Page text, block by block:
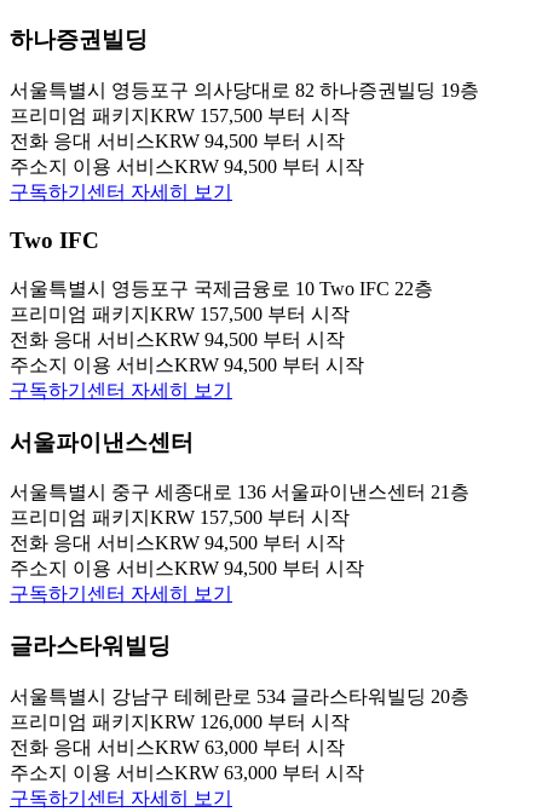
하나증권빌딩
서울특별시 영등포구 의사당대로 82 하나증권빌딩 19층
프리미엄 패키지 KRW 157,500 부터 시작
전화 응대 서비스KRW 94,500 부터 시작
주소지 이용 서비스KRW 94,500 부터 시작
구독하기 센터 자세히 보기
Two IFC
서울특별시 영등포구 국제금융로 10 Two IFC 22층
프리미엄 패키지 KRW 157,500 부터 시작
전화 응대 서비스KRW 94,500 부터 시작
주소지 이용 서비스KRW 94,500 부터 시작
구독하기 센터 자세히 보기
서울파이낸스센터
서울특별시 중구 세종대로 136 서울파이낸스센터 21층
프리미엄 패키지 KRW 157,500 부터 시작
전화 응대 서비스KRW 94,500 부터 시작
주소지 이용 서비스KRW 94,500 부터 시작
구독하기 센터 자세히 보기
글라스타워빌딩
서울특별시 강남구 테헤란로 534 글라스타워빌딩 20층
프리미엄 패키지 KRW 126,000 부터 시작
전화 응대 서비스KRW 63,000 부터 시작
주소지 이용 서비스KRW 63,000 부터 시작
구독하기 센터 자세히 보기